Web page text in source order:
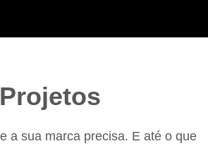
Projetos
a sua marca precisa. E até o que